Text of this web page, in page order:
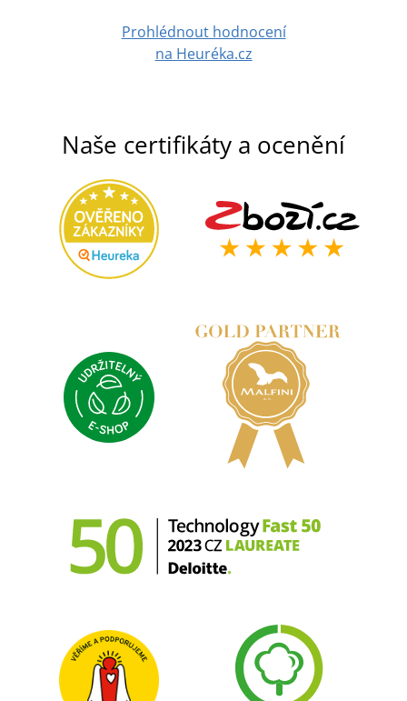
Prohlédnout hodnocení
na Heuréka.cz
Naše certifikáty a ocenění